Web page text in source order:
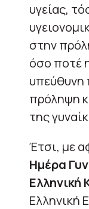
υγείας,
στην
όσο ποτέ
υπεύθυνη
πρόληψη
της
Έτσι, με
Ημέρα
Ελληνική
Ελληνική